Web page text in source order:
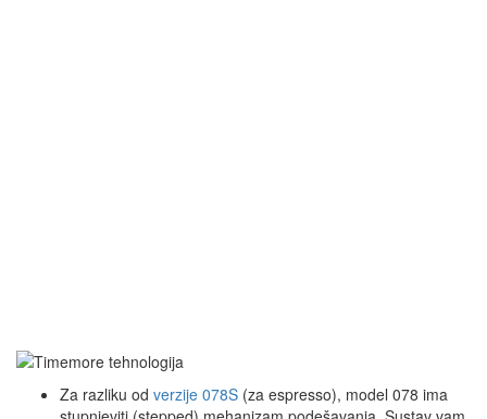
Za razliku od verzije 078S (za espresso), model 078 ima